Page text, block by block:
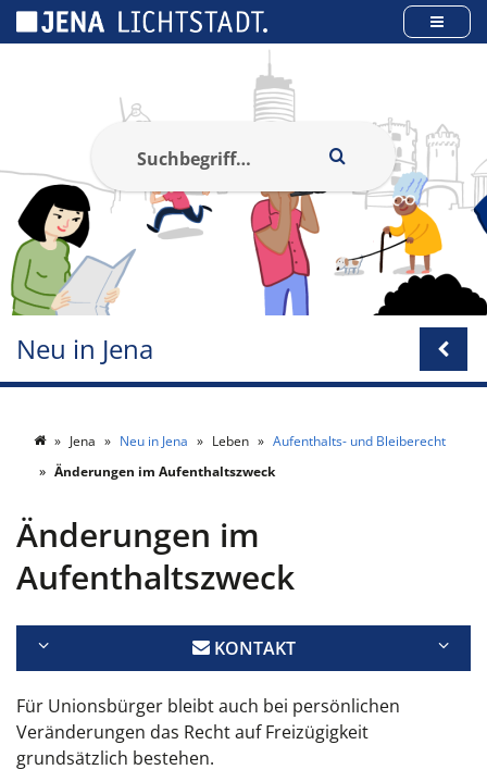
Neu in Jena
Jena Neu in Jena Leben
Aufenthalts- und Bleiberecht
Änderungen im Aufenthaltszweck
Änderungen im
Aufenthaltszweck
KONTAKT
Für Unionsbürger bleibt auch bei persönlichen
Veränderungen das Recht auf Freizügigkeit
grundsätzlich bestehen.
Cookie-Einstellungen